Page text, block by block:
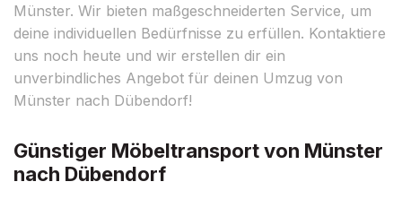
Münster. Wir bieten maßgeschneiderten Service, um
deine individuellen Bedürfnisse zu erfüllen. Kontaktiere
uns noch heute und wir erstellen dir ein
unverbindliches Angebot für deinen Umzug von
Münster nach Dübendorf!
Günstiger Möbeltransport von Münster
nach Dübendorf